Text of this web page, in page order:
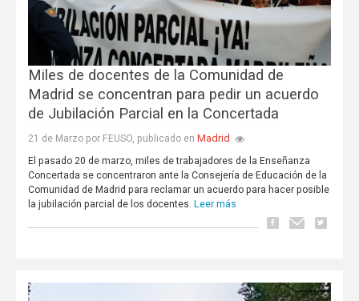
Miles de docentes de la Comunidad de
Madrid se concentran para pedir un acuerdo
de Jubilación Parcial en la Concertada
21 de Marzo por FEUSO, publicado en Madrid
El pasado 20 de marzo, miles de trabajadores de la Enseñanza
Concertada se concentraron ante la Consejería de Educación de la
Comunidad de Madrid para reclamar un acuerdo para hacer posible
la jubilación parcial de los docentes. Leer más